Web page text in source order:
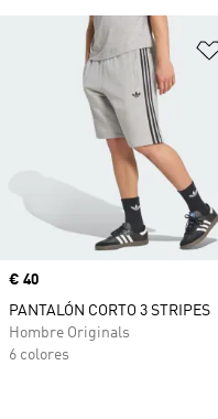
Precio
€ 40
PANTALÓN CORTO 3 STRIPES
Hombre Originals
6 colores